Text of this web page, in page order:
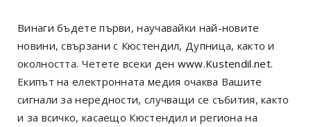
Винаги бъдете първи, научавайки най-новите
новини, свързани с Кюстендил, Дупница, както и
околността. Четете всеки ден www.Kustendil.net.
Екипът на електронната медия очаква Вашите
сигнали за нередности, случващи се събития, както
и за всичко, касаещо Кюстендил и региона на